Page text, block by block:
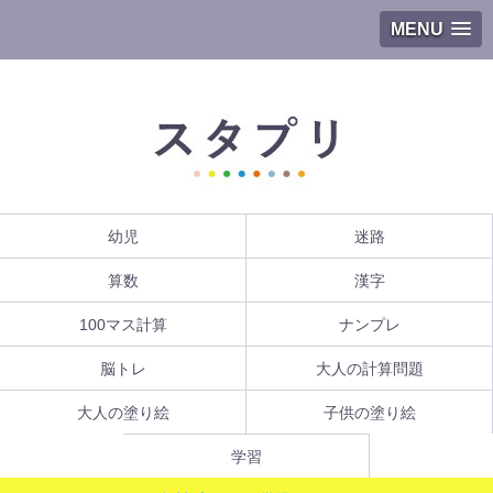
MENU
幼児 迷路
算数 漢字
100マス計算 ナンプレ
脳トレ 大人の計算問題
大人の塗り絵 子供の塗り絵
学習